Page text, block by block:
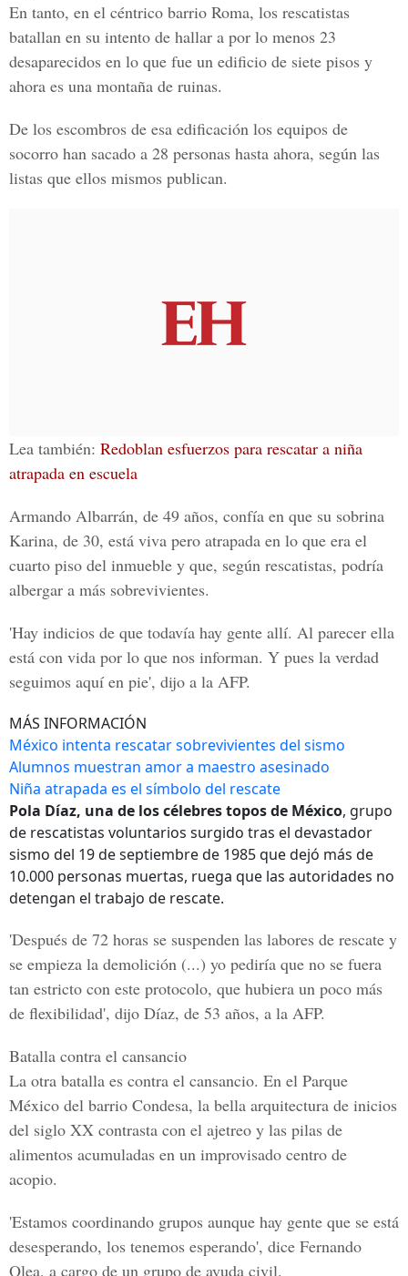
En tanto, en el céntrico barrio Roma, los rescatistas
batallan en su intento de hallar a por lo menos 23
desaparecidos en lo que fue un edificio de siete pisos y
ahora es una montaña de ruinas.
De los escombros de esa edificación los equipos de
socorro han sacado a 28 personas hasta ahora, según las
listas que ellos mismos publican.
Lea también: Redoblan esfuerzos para rescatar a niña
atrapada en escuela
Armando Albarrán, de 49 años, confía en que su sobrina
Karina, de 30, está viva pero atrapada en lo que era el
cuarto piso del inmueble y que, según rescatistas, podría
albergar a más sobrevivientes.
'Hay indicios de que todavía hay gente allí. Al parecer ella
está con vida por lo que nos informan. Y pues la verdad
seguimos aquí en pie', dijo a la AFP.
MÁS INFORMACIÓN
México intenta rescatar sobrevivientes del sismo
Alumnos muestran amor a maestro asesinado
Niña atrapada es el símbolo del rescate
Pola Díaz, una de los célebres topos de México, grupo
de rescatistas voluntarios surgido tras el devastador
sismo del 19 de septiembre de 1985 que dejó más de
10.000 personas muertas, ruega que las autoridades no
detengan el trabajo de rescate.
'Después de 72 horas se suspenden las labores de rescate y
se empieza la demolición (...) yo pediría que no se fuera
tan estricto con este protocolo, que hubiera un poco más
de flexibilidad', dijo Díaz, de 53 años, a la AFP.
Batalla contra el cansancio
La otra batalla es contra el cansancio. En el Parque
México del barrio Condesa, la bella arquitectura de inicios
del siglo XX contrasta con el ajetreo y las pilas de
alimentos acumuladas en un improvisado centro de
acopio.
'Estamos coordinando grupos aunque hay gente que se está
desesperando, los tenemos esperando', dice Fernando
Olea, a cargo de un grupo de ayuda civil.